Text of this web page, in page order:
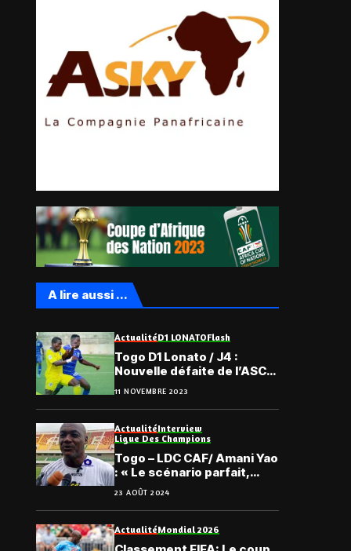
A lire aussi ...
ActualitéD1 LONATOFlash
Togo D1 Lonato / J4 :
Nouvelle défaite de l’ASCK,
le moindre mal pour
Gbikinti
11 NOVEMBRE 2023
ActualitéInterview
Ligue Des Champions
Togo – LDC CAF/ Amani Yao
: « Le scénario parfait,
c’est la qualification »
23 AOÛT 2024
ActualitéMondial 2026